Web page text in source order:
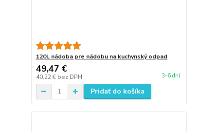
120L nádoba pre nádobu na kuchynský odpad
49,47 €
40,22 € bez DPH 3-6 dní
Pridať do košíka